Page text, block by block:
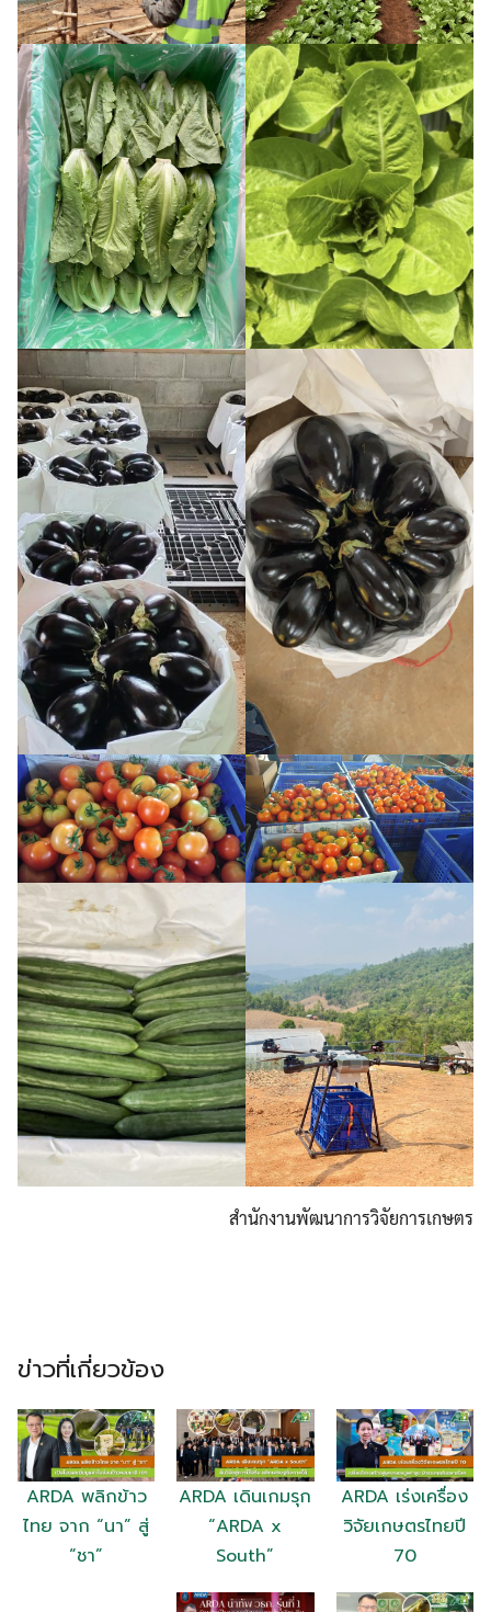
สำนักงานพัฒนาการวิจัยการเกษตร
ข่าวที่เกี่ยวข้อง
ARDA พลิกข้าว
ไทย จาก “นา” สู่
“ชา”
ARDA เดินเกมรุก
“ARDA x
South”
ARDA เร่งเครื่อง
วิจัยเกษตรไทยปี
70